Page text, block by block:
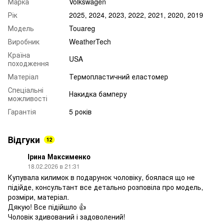
Рік
2025, 2024, 2023, 2022, 2021, 2020, 2019
Модель
Touareg
Виробник
WeatherTech
Країна
походження
USA
Матеріал
Термопластичний еластомер
Спеціальні
можливості
Накидка бамперу
Гарантія
5 років
Відгуки 12
Ірина Максименко
18.02.2026 в 21:31
Купувала килимок в подарунок чоловіку, боялася що не
підійде, консультант все детально розповіла про модель,
розміри, матеріал.
Дякую! Все підійшло 👍
Чоловік здивований і задоволений!